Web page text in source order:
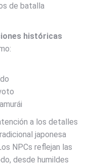
de batalla
históricas
a los detalles
japonesa
NPCs reflejan las
desde humildes